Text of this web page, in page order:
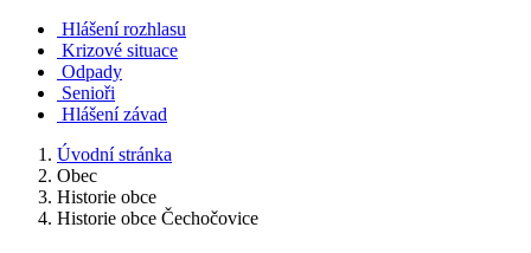
Hlášení rozhlasu
Krizové situace
Odpady
Senioři
Hlášení závad
Úvodní stránka
Obec
Historie obce
Historie obce Čechočovice